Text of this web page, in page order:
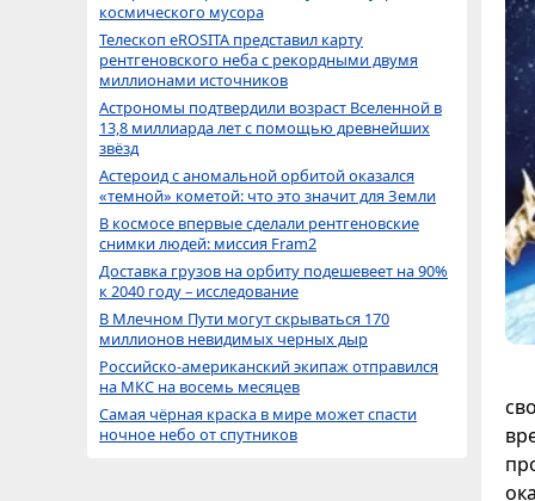
космического мусора
Телескоп eROSITA представил карту
рентгеновского неба с рекордными двумя
миллионами источников
Астрономы подтвердили возраст Вселенной в
13,8 миллиарда лет с помощью древнейших
звёзд
Астероид с аномальной орбитой оказался
«темной» кометой: что это значит для Земли
В космосе впервые сделали рентгеновские
снимки людей: миссия Fram2
Доставка грузов на орбиту подешевеет на 90%
к 2040 году – исследование
В Млечном Пути могут скрываться 170
миллионов невидимых черных дыр
Российско-американский экипаж отправился
на МКС на восемь месяцев
Самая чёрная краска в мире может спасти
ночное небо от спутников